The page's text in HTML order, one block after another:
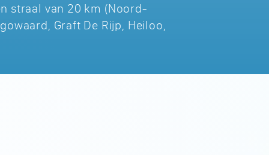
straal van 20 km (Noord-
Graft De Rijp, Heiloo,